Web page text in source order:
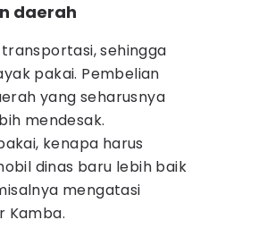
daerah
sehingga
pakai. Pembelian
yang seharusnya
mendesak.
kenapa harus
dinas baru lebih baik
mengatasi
Kamba.